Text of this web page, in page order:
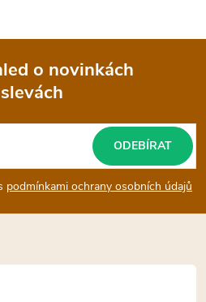
o novinkách
podmínkami ochrany osobních údajů
ODEBÍRAT